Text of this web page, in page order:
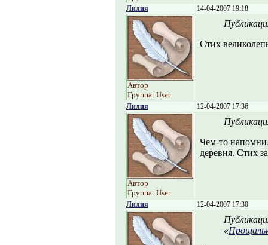
Лилия 14-04-2007 19:18
Автор
Группа: User
Стих
Лилия 12-04-2007 17:36
Автор
Группа: User
Чем-то
деревня. Стих
Лилия 12-04-2007 17:30
«